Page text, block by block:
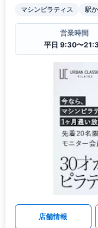
マシンピラティス 駅
営業時間
平日 9:30〜
店舗情報